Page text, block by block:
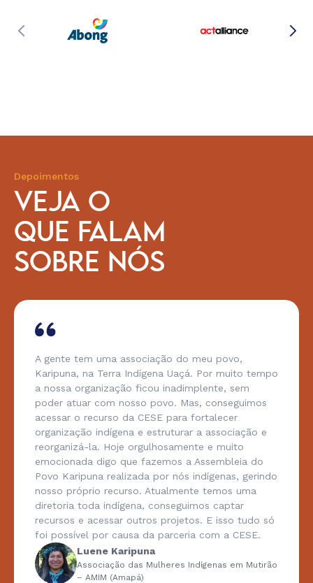
Depoimentos
VEJA O
QUE FALAM
SOBRE NÓS
A gente tem uma associação do meu povo,
Karipuna, na Terra Indígena Uaçá. Por muito tempo
a nossa organização ficou inadimplente, sem
poder atuar com nosso povo. Mas, conseguimos
acessar o recurso da CESE para fortalecer
organização indígena e estruturar a associação e
reorganizá-la. Hoje orgulhosamente e muito
emocionada digo que fazemos a Assembleia do
Povo Karipuna realizada por nós indígenas, gerindo
nosso próprio recurso. Atualmente temos uma
diretoria toda indígena, conseguimos captar
recursos e acessar outros projetos. E isso tudo só
foi possível por causa da parceria com a CESE.
Luene Karipuna
Associação das Mulheres Indígenas em Mutirão
– AMIM (Amapá)